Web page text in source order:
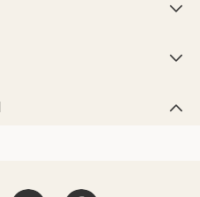


